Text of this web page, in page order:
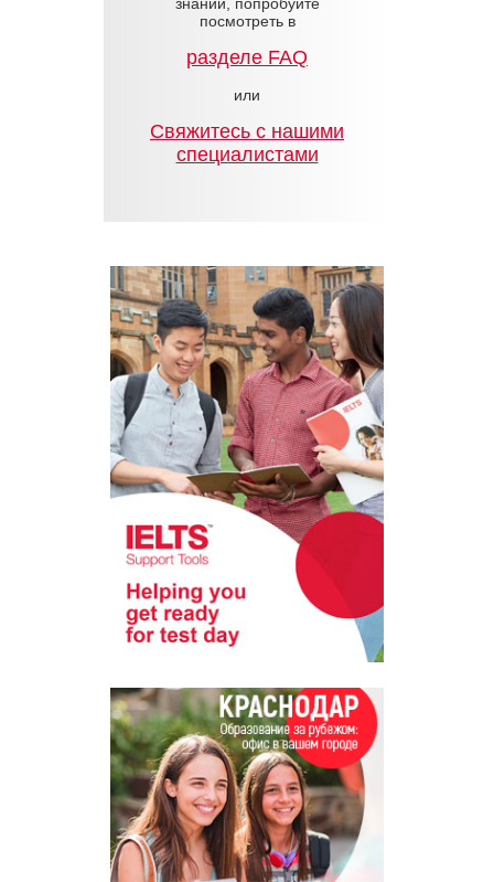
посмотреть в
разделе FAQ
или
Cвяжитесь с нашими
специалистами